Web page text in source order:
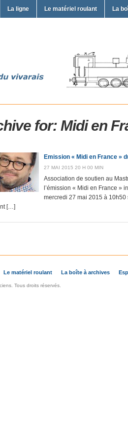
La ligne Le matériel roulant La
for: Midi en
Emission « Midi en France »
27 MAI 2015 20 H 00 MIN
Association de soutien au
l’émission « Midi en France »
mercredi 27 mai 2015 à 10h50
[…]
Le matériel roulant La boîte à archives
Tous droits réservés.